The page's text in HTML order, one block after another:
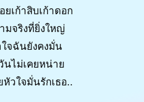
ยเก้าสิบเก้าดอก
มจริงที่ยิ่งใหญ่
จฉันยังคงมั่น
ไม่เคยหน่าย
วใจมั่นรักเธอ..